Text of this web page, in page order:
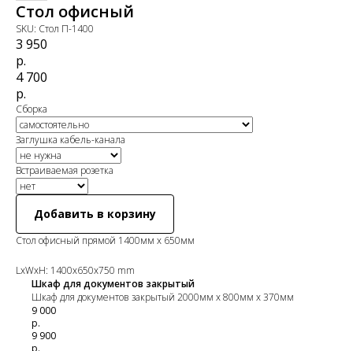
Стол офисный
SKU: Стол П-1400
3 950
р.
4 700
р.
Сборка
Заглушка кабель-канала
Встраиваемая розетка
Добавить в корзину
Стол офисный прямой 1400мм х 650мм
LxWxH: 1400x650x750 mm
Шкаф для документов закрытый
Шкаф для документов закрытый 2000мм х 800мм х 370мм
9 000
р.
9 900
р.